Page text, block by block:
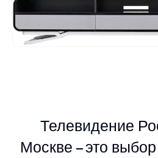
Телевидение
Москве – это